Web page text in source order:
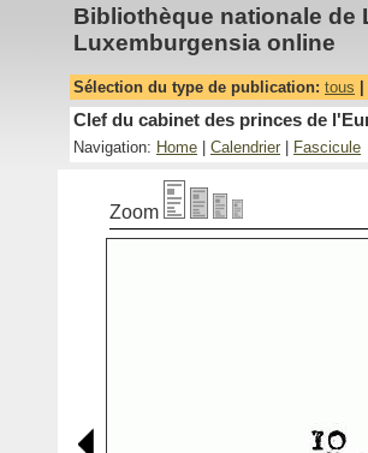
Bibliothèque nationale de
Luxemburgensia online
Sélection du type de publication: tous
Clef du cabinet des princes de
Navigation: Home Calendrier Fascicule
Zoom